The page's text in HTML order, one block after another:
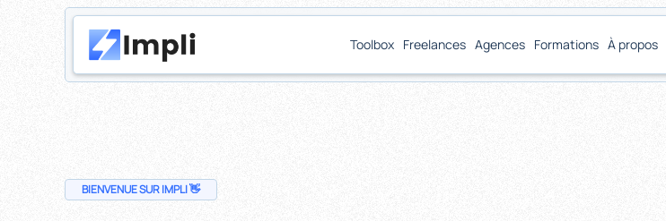
Toolbox Freelances Agences Formations À propos
BIENVENUE SUR IMPLI 👋